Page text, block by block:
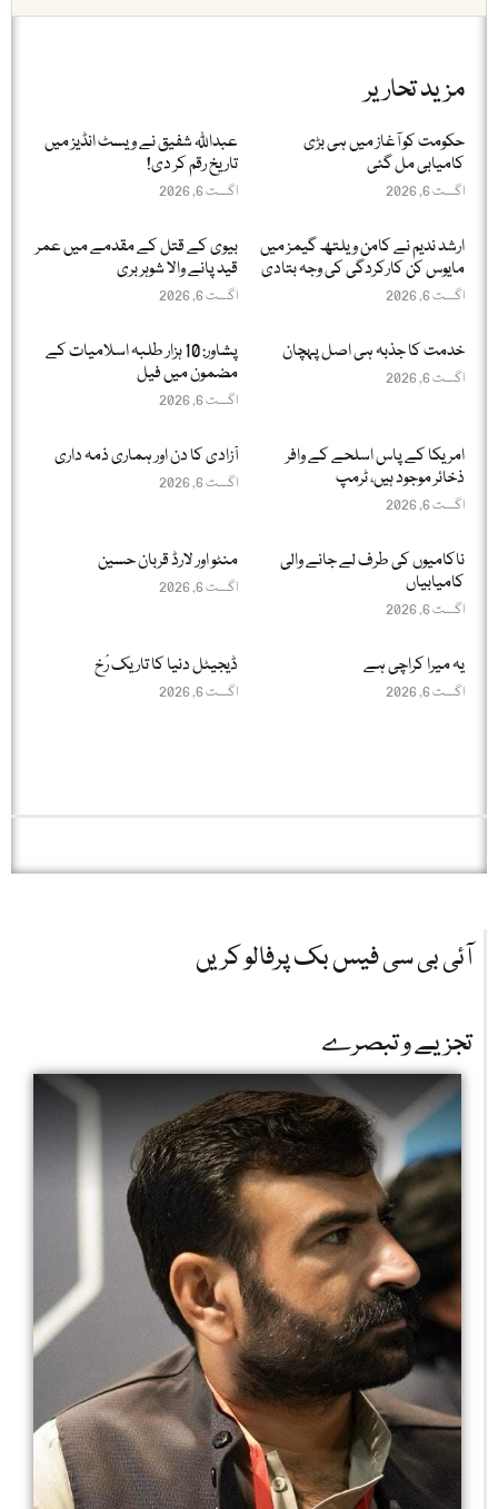
مزید تحاریر
حکومت کو آغاز میں ہی بڑی
کامیابی مل گئی
اگست 6, 2026
عبداللّٰہ شفیق نے ویسٹ انڈیز میں
تاریخ رقم کر دی!
اگست 6, 2026
ارشد ندیم نے کامن ویلتھ گیمز میں
مایوس کن کارکردگی کی وجہ بتادی
اگست 6, 2026
بیوی کے قتل کے مقدمے میں عمر
قید پانے والا شوہر بری
اگست 6, 2026
خدمت کا جذبہ ہی اصل پہچان
اگست 6, 2026
پشاور: 10 ہزار طلبہ اسلامیات کے
مضمون میں فیل
اگست 6, 2026
امریکا کے پاس اسلحے کے وافر
ذخائر موجود ہیں، ٹرمپ
اگست 6, 2026
آزادی کا دن اور ہماری ذمہ داری
اگست 6, 2026
ناکامیوں کی طرف لے جانے والی
کامیابیاں
اگست 6, 2026
منٹو اور لارڈ قربان حسین
اگست 6, 2026
یہ میرا کراچی ہے
اگست 6, 2026
ڈیجیٹل دنیا کا تاریک رُخ
اگست 6, 2026
آئی بی سی فیس بک پرفالو کریں
تجزیے و تبصرے